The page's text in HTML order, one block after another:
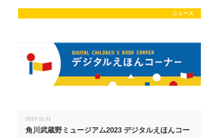
ニュース
2023.11.01
角川武蔵野ミュージアム2023 デジタルえほんコー